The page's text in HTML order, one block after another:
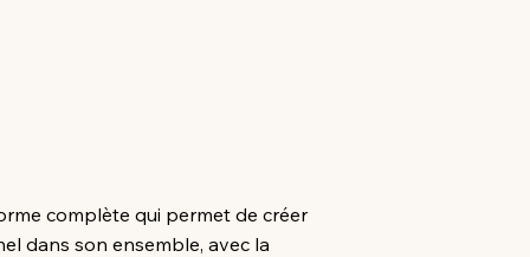
complète qui permet de créer
dans son ensemble, avec la